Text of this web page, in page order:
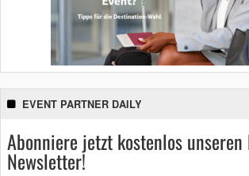
EVENT PARTNER DAILY
Abonniere jetzt kostenlos
Newsletter!